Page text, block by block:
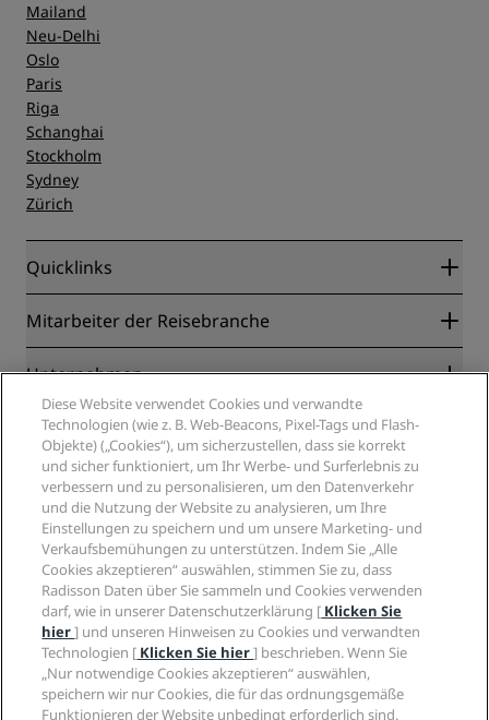
Mailand
Neu-Delhi
Oslo
Paris
Riga
Schanghai
Stockholm
Sydney
Zürich
Quicklinks
Radisson Rewards
Blog
Neue und aufstrebende Hotels
Radisson Hotels APP
„Sports Approved“-Hotels
Familienfreundliche Hotels
Gesundheit & Sicherheit
Mitarbeiter der Reisebranche
Partner
Reisebüros
Unternehmen
Radisson Hotel Group
Medien
Karriere RHG
Karriere PPHE
Karrieren EHL
The Club by RHG
Entwicklungsmöglichkeiten
Responsible Business – Unser Engagement
Einkauf
Rechtliches
Privacy Centre
Rechtliche Hinweise
Radisson Rewards Geschäftsbedingungen
Website-Nutzungsvereinbarung
Digitale Barrierefreiheit
Moderne Sklaverei – Erklärung
Hilfe
Verbrauchermeldungen
Kontakt
FAQ
Inhaltsübersicht
Soziale Medien
Marken von Radisson Hotels
Diese Website verwendet Cookies und verwandte
Technologien (wie z. B. Web-Beacons, Pixel-Tags und Flash-
Objekte) („Cookies“), um sicherzustellen, dass sie korrekt
und sicher funktioniert, um Ihr Werbe- und Surferlebnis zu
verbessern und zu personalisieren, um den Datenverkehr
und die Nutzung der Website zu analysieren, um Ihre
Einstellungen zu speichern und um unsere Marketing- und
Verkaufsbemühungen zu unterstützen. Indem Sie „Alle
Cookies akzeptieren“ auswählen, stimmen Sie zu, dass
Radisson Daten über Sie sammeln und Cookies verwenden
darf, wie in unserer Datenschutzerklärung [ Klicken Sie
hier] und unseren Hinweisen zu Cookies und verwandten
Technologien [ Klicken Sie hier] beschrieben. Wenn Sie
„Nur notwendige Cookies akzeptieren“ auswählen,
speichern wir nur Cookies, die für das ordnungsgemäße
Funktionieren der Website unbedingt erforderlich sind.